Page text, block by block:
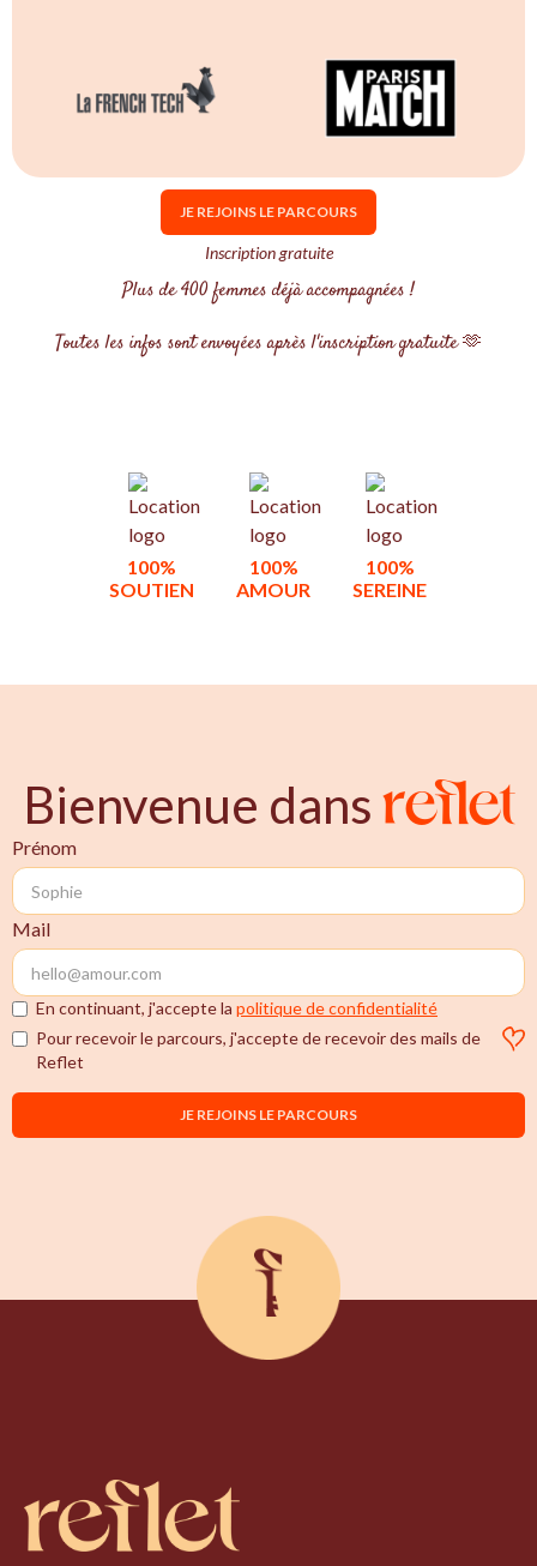
JE REJOINS LE PARCOURS
Inscription gratuite
Plus de 400 femmes déjà accompagnées !
Toutes les infos sont envoyées après l'inscription gratuite 🫶
100%
SOUTIEN
100%
AMOUR
100%
SEREINE
Bienvenue dans reflet
Prénom
Mail
En continuant, j'accepte la politique de confidentialité
Pour recevoir le parcours, j'accepte de recevoir des mails de
Reflet